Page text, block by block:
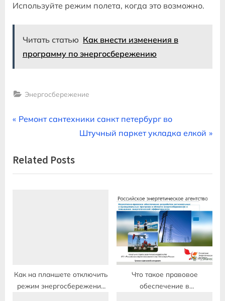
Используйте режим полета, когда это возможно.
Читать статью Как внести изменения в
программу по энергосбережению
Энергосбережение
Навигация
записям
P
v
i
t
:
Ремонт сантехники санкт петербург во
N
t
Штучный паркет укладка елкой
Related Posts
Как на планшете отключить
режим энергосбережения
Что такое правовое
обеспечение в